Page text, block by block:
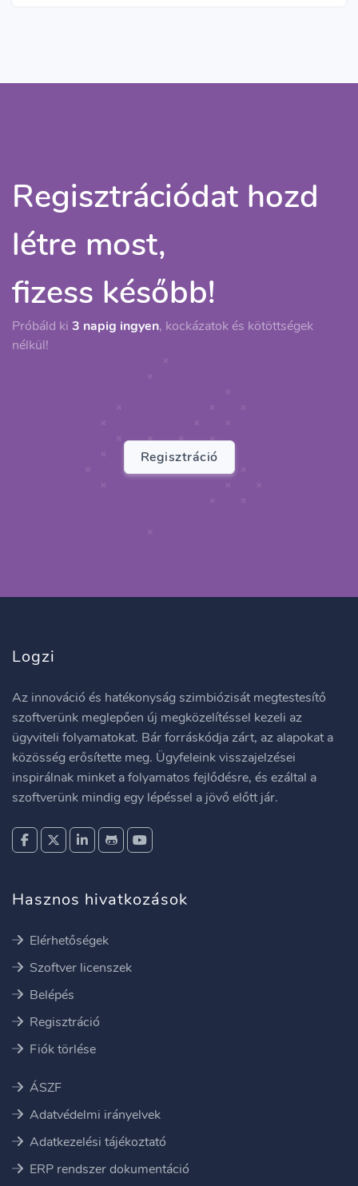
Regisztrációdat hozd
létre most,
fizess később!
Próbáld ki 3 napig ingyen, kockázatok és kötöttségek
nélkül!
Regisztráció
Logzi
Az innováció és hatékonyság szimbiózisát megtestesítő
szoftverünk meglepően új megközelítéssel kezeli az
ügyviteli folyamatokat. Bár forráskódja zárt, az alapokat a
közösség erősítette meg. Ügyfeleink visszajelzései
inspirálnak minket a folyamatos fejlődésre, és ezáltal a
szoftverünk mindig egy lépéssel a jövő előtt jár.
Hasznos hivatkozások
Elérhetőségek
Szoftver licenszek
Belépés
Regisztráció
Fiók törlése
ÁSZF
Adatvédelmi irányelvek
Adatkezelési tájékoztató
ERP rendszer dokumentáció